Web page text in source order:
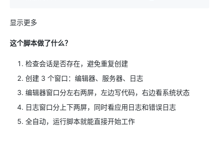
显示更多
这个脚本做了什么？
检查会话是否存在，避免重复创建
创建 3 个窗口：编辑器、服务器、日志
编辑器窗口分左右两屏，左边写代码，右边看系统状态
日志窗口分上下两屏，同时看应用日志和错误日志
全自动，运行脚本就能直接开始工作